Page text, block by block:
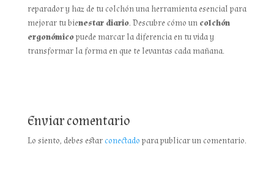
reparador y haz de tu colchón una herramienta esencial para
mejorar tu bienestar diario. Descubre cómo un colchón
ergonómicopuede marcar la diferencia en tu vida y
transformar la forma en que te levantas cada mañana.
Enviar comentario
Lo siento, debes estar conectado para publicar un comentario.